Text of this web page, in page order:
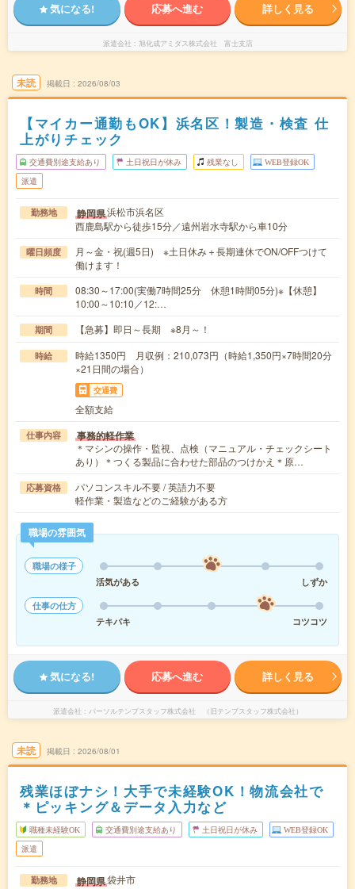
気になる! 応募へ進む 詳しく見る
派遣会社 旭化成アミダス株式会社 富士支店
未読 掲載日 2026/08/03
【マイカー通勤もOK】浜名区！製造・検査 仕
上がりチェック
交通費別途支給あり 土日祝日が休み 残業なし WEB登録OK
派遣
勤務地 静岡県浜松市浜名区
西鹿島駅から徒歩15分／遠州岩水寺駅から車10分
曜日頻度
月～金・祝(週5日) ※土日休み＋長期連休でON/OFFつけて
働けます！
時間
08:30～17:00(実働7時間25分 休憩1時間05分)※【休憩】
10:00～10:10／12:…
期間 【急募】即日～長期 ※8月～！
時給
時給1350円 月収例：210,073円（時給1,350円×7時間20分
×21日間の場合）
交通費
全額支給
仕事内容 事務的軽作業
＊マシンの操作・監視、点検（マニュアル・チェックシート
あり）＊つくる製品に合わせた部品のつけかえ＊原…
応募資格
パソコンスキル不要 / 英語力不要
軽作業・製造などのご経験がある方
職場の雰囲気
職場の様子
活気がある
しずか
仕事の仕方
テキパキ
コツコツ
気になる! 応募へ進む 詳しく見る
派遣会社 パーソルテンプスタッフ株式会社 （旧テンプスタッフ株式会社）
未読 掲載日 2026/08/01
残業ほぼナシ！大手で未経験OK！物流会社で
＊ピッキング＆データ入力など
職種未経験OK 交通費別途支給あり 土日祝日が休み WEB登録OK
派遣
勤務地 静岡県袋井市